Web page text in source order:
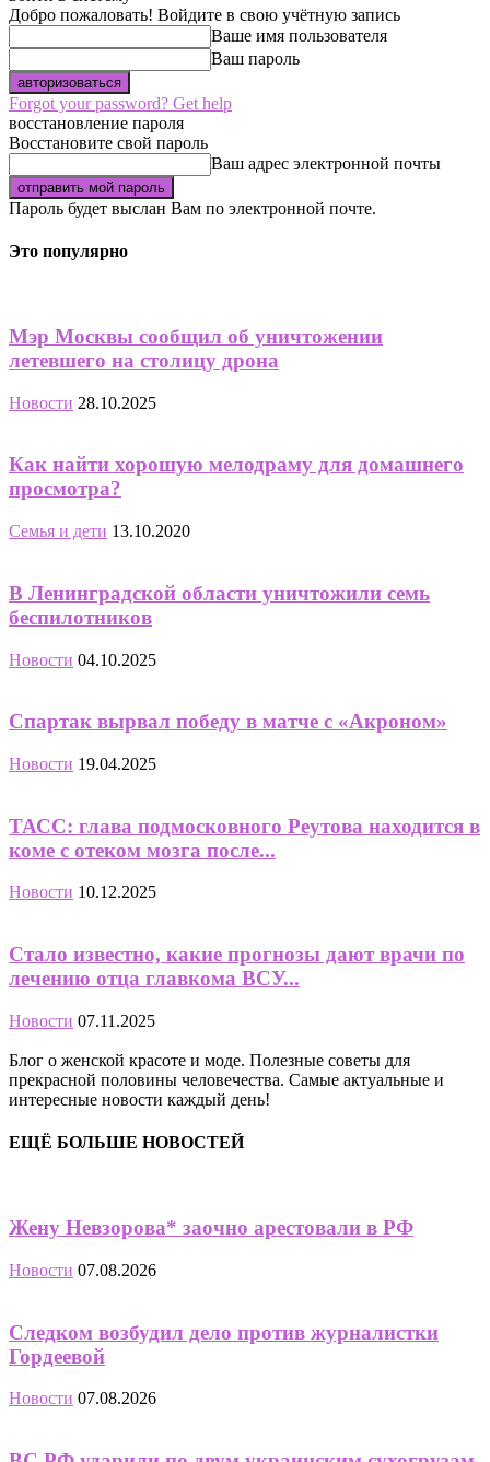
Добро пожаловать! Войдите в свою учётную запись
Ваше имя пользователя
Ваш пароль
Forgot your password? Get help
восстановление пароля
Восстановите свой пароль
Ваш адрес электронной почты
Пароль будет выслан Вам по электронной почте.
Это популярно
Мэр Москвы сообщил об уничтожении
летевшего на столицу дрона
Новости 28.10.2025
Как найти хорошую мелодраму для домашнего
просмотра?
Семья и дети 13.10.2020
В Ленинградской области уничтожили семь
беспилотников
Новости 04.10.2025
Спартак вырвал победу в матче с «Акроном»
Новости 19.04.2025
ТАСС: глава подмосковного Реутова находится в
коме с отеком мозга после...
Новости 10.12.2025
Стало известно, какие прогнозы дают врачи по
лечению отца главкома ВСУ...
Новости 07.11.2025
Блог о женской красоте и моде. Полезные советы для
прекрасной половины человечества. Самые актуальные и
интересные новости каждый день!
ЕЩЁ БОЛЬШЕ НОВОСТЕЙ
Жену Невзорова* заочно арестовали в РФ
Новости 07.08.2026
Следком возбудил дело против журналистки
Гордеевой
Новости 07.08.2026